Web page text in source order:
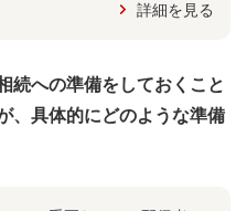
詳細を見る
続への準備をしておくこと
、具体的にどのような準備